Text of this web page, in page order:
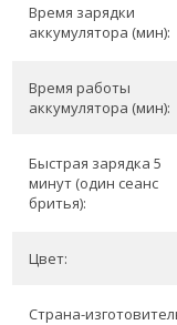
Время зарядки
аккумулятора (мин):
Время работы
аккумулятора (мин):
Быстрая зарядка 5
минут (один сеанс
бритья):
Цвет:
Страна-